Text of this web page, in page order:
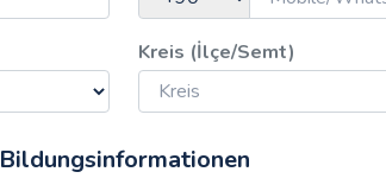
Kreis (İlçe/Semt)
Bildungsinformationen